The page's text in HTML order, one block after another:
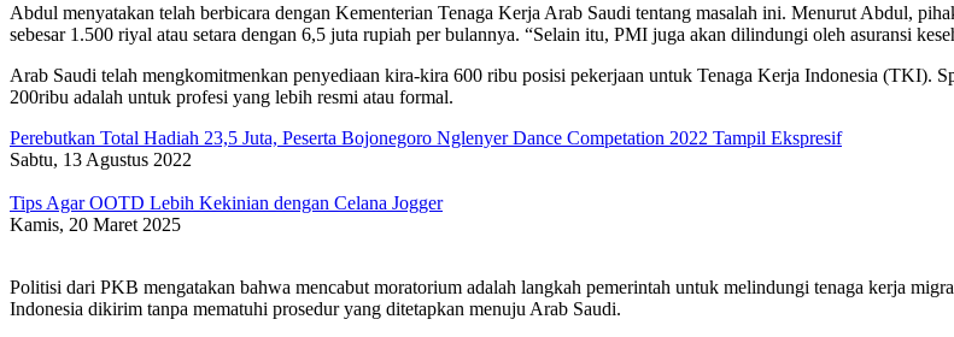
Abdul menyatakan telah berbicara dengan Kementerian Tenaga Kerja Arab Saudi tentang masalah ini. Menurut Abdul,
sebesar 1.500 riyal atau setara dengan 6,5 juta rupiah per bulannya. “Selain itu, PMI juga akan dilindungi oleh asuransi
Arab Saudi telah mengkomitmenkan penyediaan kira-kira 600 ribu posisi pekerjaan untuk Tenaga Kerja Indonesia (TKI).
200ribu adalah untuk profesi yang lebih resmi atau formal.
Perebutkan Total Hadiah 23,5 Juta, Peserta Bojonegoro Nglenyer Dance Competation 2022 Tampil Ekspresif
Sabtu, 13 Agustus 2022
Tips Agar OOTD Lebih Kekinian dengan Celana Jogger
Kamis, 20 Maret 2025
Politisi dari PKB mengatakan bahwa mencabut moratorium adalah langkah pemerintah untuk melindungi tenaga kerja
Indonesia dikirim tanpa mematuhi prosedur yang ditetapkan menuju Arab Saudi.